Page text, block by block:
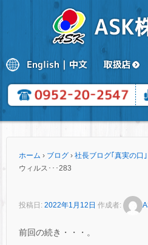
ホーム › ブログ › 社長ブログ｢真実の口｣
ウィルス･･･283
投稿日: 2022年1月12日 作成者:
前回の続き・・・。